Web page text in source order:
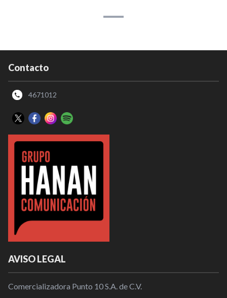
Contacto
4671012
AVISO LEGAL
Comercializadora Punto 10 S.A. de C.V.